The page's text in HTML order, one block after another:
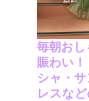
毎朝お
賑わい
シャ・
レスな